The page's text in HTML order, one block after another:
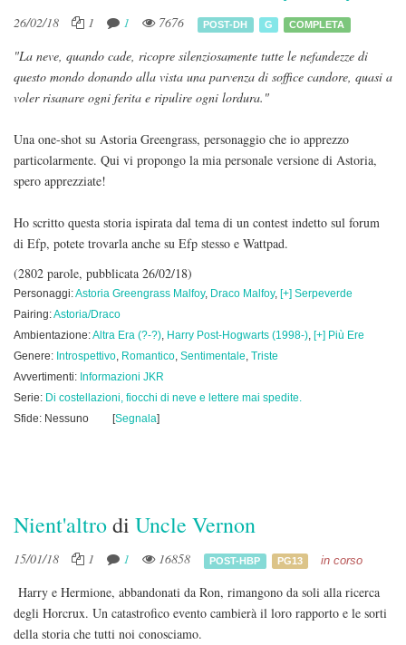
26/02/18 1 1 7676 POST-DH G COMPLETA
"La neve, quando cade, ricopre silenziosamente tutte le nefandezze di
questo mondo donando alla vista una parvenza di soffice candore, quasi a
voler risanare ogni ferita e ripulire ogni lordura."
Una one-shot su Astoria Greengrass, personaggio che io apprezzo
particolarmente. Qui vi propongo la mia personale versione di Astoria,
spero apprezziate!
Ho scritto questa storia ispirata dal tema di un contest indetto sul forum
di Efp, potete trovarla anche su Efp stesso e Wattpad.
(2802 parole, pubblicata 26/02/18)
Personaggi:Astoria Greengrass Malfoy, Draco Malfoy, [+] Serpeverde
Pairing:Astoria/Draco
Ambientazione:Altra Era (?-?), Harry Post-Hogwarts (1998-), [+] Più Ere
Genere: Introspettivo, Romantico, Sentimentale, Triste
Avvertimenti: Informazioni JKR
Serie: Di costellazioni, fiocchi di neve e lettere mai spedite.
Sfide: Nessuno
[Segnala]
Nient'altrodi Uncle Vernon
15/01/18 1 1 16858 POST-HBP PG13 in corso
Harry e Hermione, abbandonati da Ron, rimangono da soli alla ricerca
degli Horcrux. Un catastrofico evento cambierà il loro rapporto e le sorti
della storia che tutti noi conosciamo.